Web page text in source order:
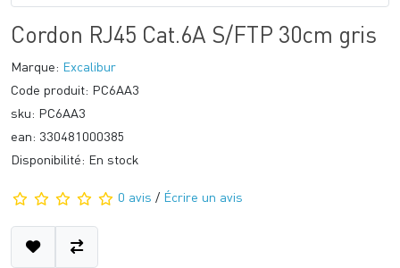
Cordon RJ45 Cat.6A S/FTP 30cm gris
Marque: Excalibur
Code produit: PC6AA3
sku: PC6AA3
ean: 330481000385
Disponibilité: En stock
0 avis / Écrire un avis